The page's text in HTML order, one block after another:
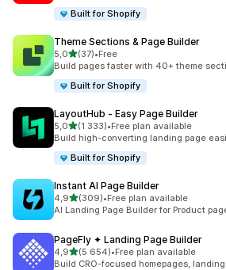
Built for Shopify
Theme Sections & Page Builder
5,0na 5 gwiazdek
(37)
Łączna liczba recenzji: 37
•Free
Build pages faster with 40+ theme
Built for Shopify
LayoutHub ‑ Easy Page Builder
5,0na 5 gwiazdek
(1 333)
Łączna liczba recenzji: 1333
•Free plan available
Build high-converting landing page
Built for Shopify
Instant AI Page Builder
4,9na 5 gwiazdek
(309)
Łączna liczba recenzji: 309
•Free plan available
AI Landing Page Builder for Product
PageFly ✦ Landing Page Builder
4,9na 5 gwiazdek
(5 654)
Łączna liczba recenzji: 5654
•Free plan available
Build CRO-focused homepages,